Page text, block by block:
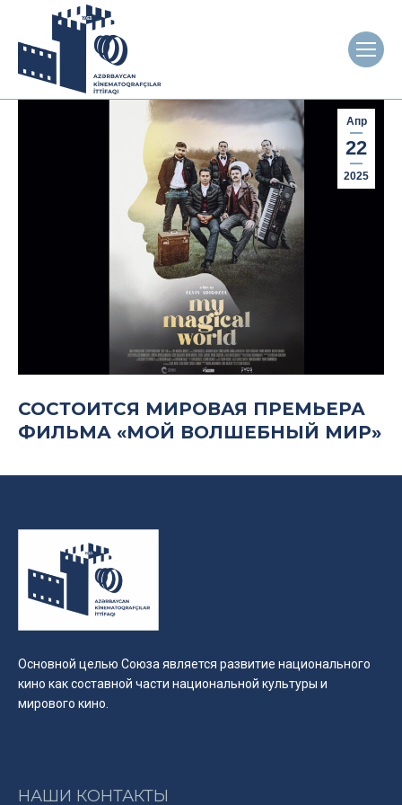
Апр
22
2025
СОСТОИТСЯ МИРОВАЯ ПРЕМЬЕРА
ФИЛЬМА «МОЙ ВОЛШЕБНЫЙ МИР»
Основной целью Союза является развитие национального
кино как составной части национальной культуры и
мирового кино.
НАШИ КОНТАКТЫ